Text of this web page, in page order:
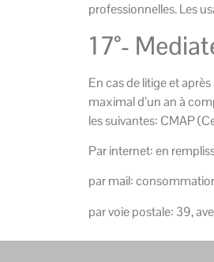
professionnelles. Les
17°-
En cas de litige et
maximal d’un an à
les suivantes: CMAP
Par internet: en
par mail:
par voie postale: 39,